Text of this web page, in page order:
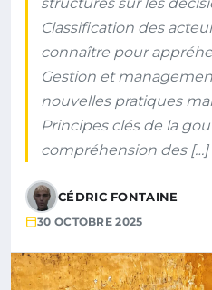
Classification des
connaître pour
Gestion et
nouvelles pratiques
Principes clés de la
compréhension des […]
CÉDRIC FONTAINE
30 OCTOBRE 2025